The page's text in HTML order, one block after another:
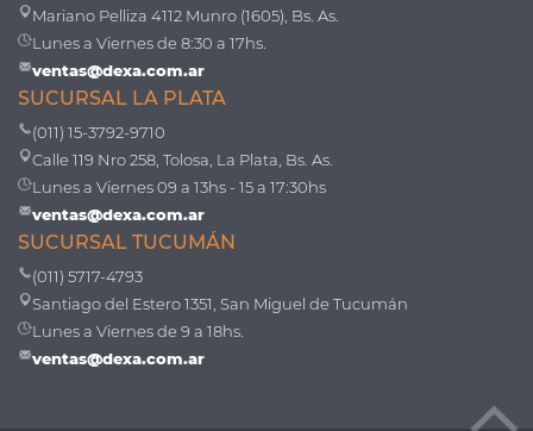
Mariano Pelliza 4112 Munro (1605), Bs. As.
Lunes a Viernes de 8:30 a 17hs.
ventas@dexa.com.ar
SUCURSAL LA PLATA
(011) 15-3792-9710
Calle 119 Nro 258, Tolosa, La Plata, Bs. As.
Lunes a Viernes 09 a 13hs - 15 a 17:30hs
ventas@dexa.com.ar
SUCURSAL TUCUMÁN
(011) 5717-4793
Santiago del Estero 1351, San Miguel de Tucumán
Lunes a Viernes de 9 a 18hs.
ventas@dexa.com.ar